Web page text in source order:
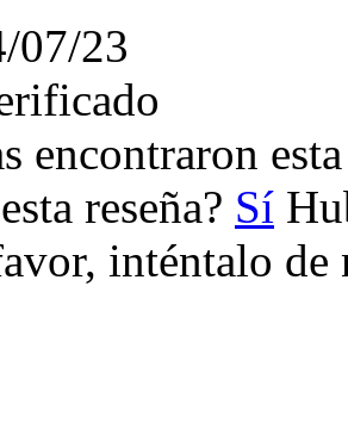
07/23
encontraron
reseña? Sí
inténtalo de